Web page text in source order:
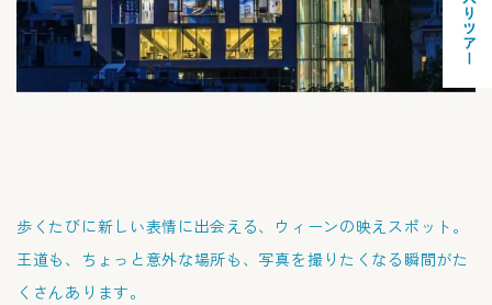
歩くたびに新しい表情に出会える、ウィーンの映えスポット。
王道も、ちょっと意外な場所も、写真を撮りたくなる瞬間がた
くさんあります。